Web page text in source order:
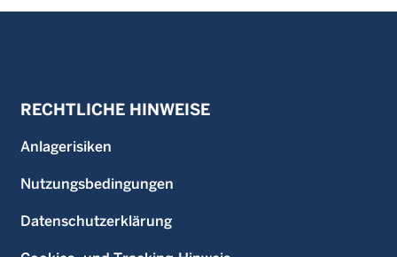
RECHTLICHE HINWEISE
Anlagerisiken
Nutzungsbedingungen
Datenschutzerklärung